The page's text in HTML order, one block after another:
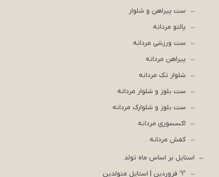
ست پیراهن و شلوار
پالتو مردانه
ست ورزشی مردانه
پیراهن مردانه
شلوار تک مردانه
ست بلوز و شلوار مردانه
ست بلوز و شلوارک مردانه
اکسسوری مردانه
کفش مردانه
استایل بر اساس ماه تولد
♈ فروردین | استایل متولدین